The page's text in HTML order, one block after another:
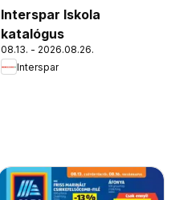
Interspar Iskola
katalógus
08.13. - 2026.08.26.
Interspar